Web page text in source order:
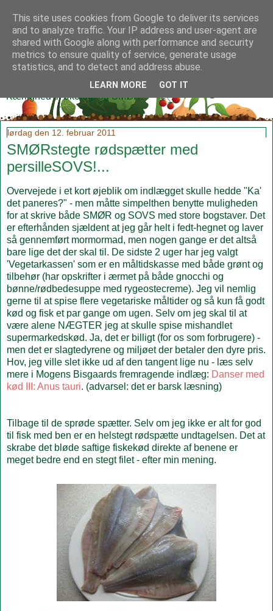
Klidmoster.dk
Kærlighed til økologi og SMØR!
lørdag den 12. februar 2011
SMØRstegte rødspætter med
persilleSOVS!...
Overvejede i et kort øjeblik om indlægget skulle hedde "Ka'
det paneres?" - men måtte simpelthen benytte muligheden
for at skrive både SMØR og SOVS med store bogstaver. Det
er efterhånden sjældent at jeg går helt i fedt-hegnet og laver
så gennemført mormormad, men nogen gange er det altså
bare lige det der skal til. De sidste 2 uger har jeg valgt
'Vegetarkassen' som er en måltidskasse med både grønt og
tilbehør (har opskrifter i ærmet på både gnocchi og
bønne/rødbedesuppe med rygeostecreme). Jeg vil nemlig
gerne til at spise flere vegetariske måltider og så kun få godt
kød og fisk et par gange om ugen. Selv om jeg skal til at
være alene NÆGTER jeg at skulle spise mishandlet
supermarkedskød. Ja, det er billigt (for os som forbrugere) -
men det er slagtedyrene og miljøet der betaler den dyre pris.
Hov, jeg ville slet ikke ud af den tangent lige nu - læs selv
mere i Mogens Bisgaards fremragende indlæg: Danser med
kød III: Anus tauri. (advarsel: det er barsk læsning)
Tilbage til de sprøde spætter. Selv om jeg ikke er alt for god
til fisk med ben er en helstegt rødspætte undtagelsen. Det at
skrabe det bløde saftige fiskekød direkte af benene er
meget bedre end en stegt filet - efter min mening.
This site uses cookies from Google to deliver its services
and to analyze traffic. Your IP address and user-agent are
shared with Google along with performance and security
metrics to ensure quality of service, generate usage
statistics, and to detect and address abuse.
LEARN MORE GOT IT